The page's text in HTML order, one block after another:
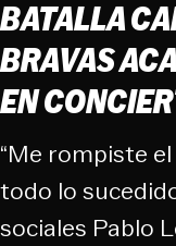
BATALLA
BRAVAS
EN
“Me rompiste
todo lo
sociales Pablo